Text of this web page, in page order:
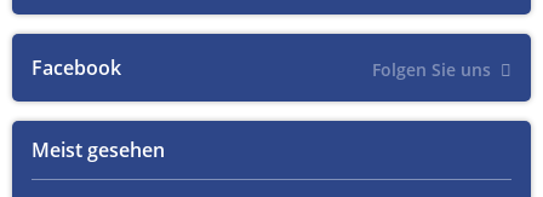
Meist gesehen
Facebook Folgen Sie uns